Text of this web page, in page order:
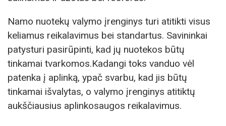
Namo nuotekų valymo įrenginys turi atitikti visus
keliamus reikalavimus bei standartus. Savininkai
patysturi pasirūpinti, kad jų nuotekos būtų
tinkamai tvarkomos.Kadangi toks vanduo vėl
patenka į aplinką, ypač svarbu, kad jis būtų
tinkamai išvalytas, o valymo įrenginys atitiktų
aukščiausius aplinkosaugos reikalavimus.